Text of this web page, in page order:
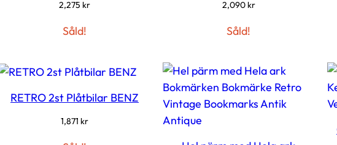
2,275 kr
Såld!
2,090 kr
Såld!
RETRO 2st Plåtbilar BENZ
1,871 kr